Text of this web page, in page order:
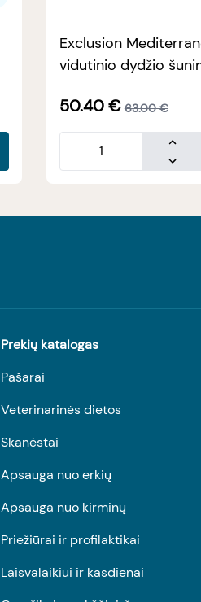
Exclusion
vidutinio dydžio
50.40€ 63.00 €
Prekių katalogas
Pašarai
Veterinarinės dietos
Skanėstai
Apsauga nuo erkių
Apsauga nuo kirminų
Priežiūrai ir profilaktikai
Laisvalaikiui ir kasdienai